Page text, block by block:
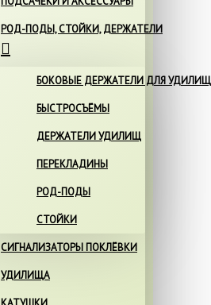
РОД-ПОДЫ, СТОЙКИ, ДЕРЖАТЕЛИ
БОКОВЫЕ ДЕРЖАТЕЛИ ДЛЯ УДИЛИЩ
БЫСТРОСЪЁМЫ
ДЕРЖАТЕЛИ УДИЛИЩ
ПЕРЕКЛАДИНЫ
РОД-ПОДЫ
СТОЙКИ
СИГНАЛИЗАТОРЫ ПОКЛЁВКИ
УДИЛИЩА